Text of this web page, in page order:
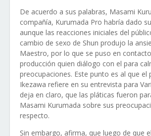
De acuerdo a sus palabras, Masami
compañía, Kurumada Pro habría dado
aunque las reacciones iniciales del
cambio de sexo de Shun produjo la
Maestro, por lo que se puso en
producción quien diálogo con el para
preocupaciones. Este punto es al que el
Ikezawa refiere en su entrevista para
deja en claro, que las pláticas fueron
Masami Kurumada sobre sus
respecto.
Sin embargo, afirma, que luego de que